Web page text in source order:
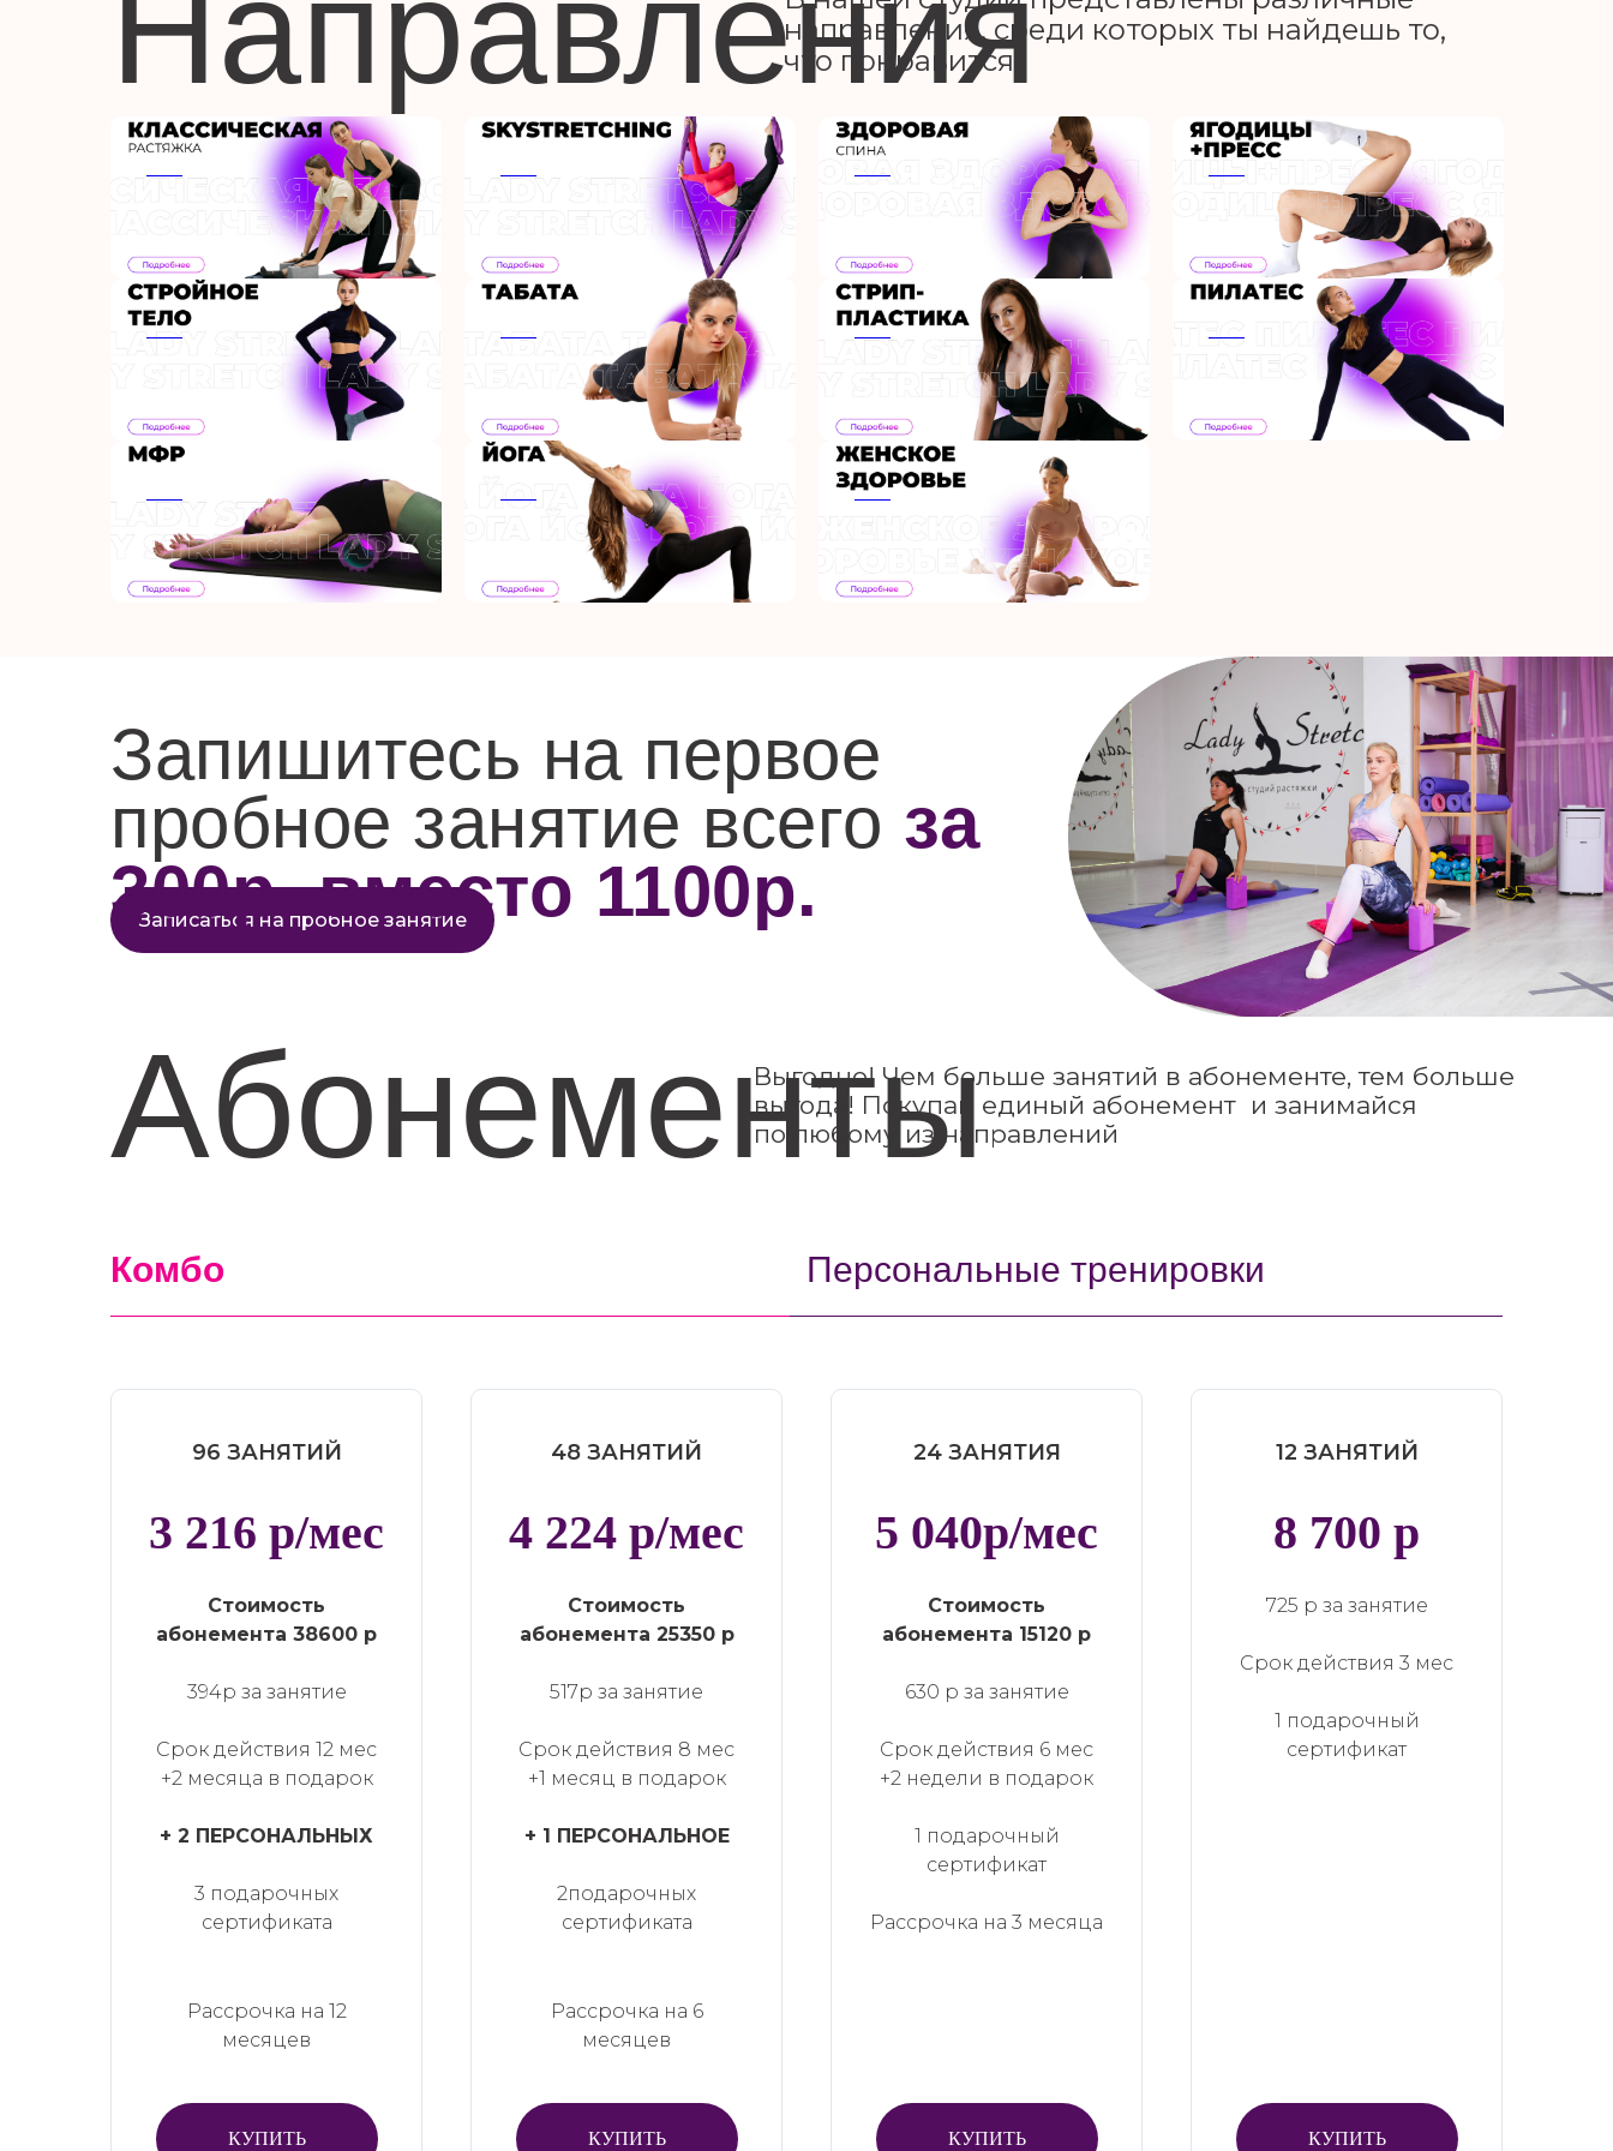
направления, среди которых ты найдешь то,
что понравится
ааа ааа
ааа
ааа
Записаться на пробное занятие
Запишитесь на первое
пробное занятие всего за
300р. вместо 1100р.
АбонементыВыгодно! Чем больше занятий в абонементе, тем больше
выгода! Покупай единый абонемент и занимайся
по любому из направлений
Комбо Персональные тренировки
96 ЗАНЯТИЙ
3 216 р/мес
Стоимость
абонемента 38600 р
394р за занятие
Срок действия 12 мес
+2 месяца в подарок
+ 2 ПЕРСОНАЛЬНЫХ
3 подарочных
сертификата
Рассрочка на 12
месяцев
КУПИТЬ
48 ЗАНЯТИЙ
4 224 р/мес
Стоимость
абонемента 25350 р
517р за занятие
Срок действия 8 мес
+1 месяц в подарок
+ 1 ПЕРСОНАЛЬНОЕ
2подарочных
сертификата
Рассрочка на 6
месяцев
КУПИТЬ
24 ЗАНЯТИЯ
5 040р/мес
Стоимость
абонемента 15120 р
630 р за занятие
Срок действия 6 мес
+2 недели в подарок
1 подарочный
сертификат
Рассрочка на 3 месяца
КУПИТЬ
12 ЗАНЯТИЙ
8 700 р
725 р за занятие
Срок действия 3 мес
1 подарочный
сертификат
КУПИТЬ